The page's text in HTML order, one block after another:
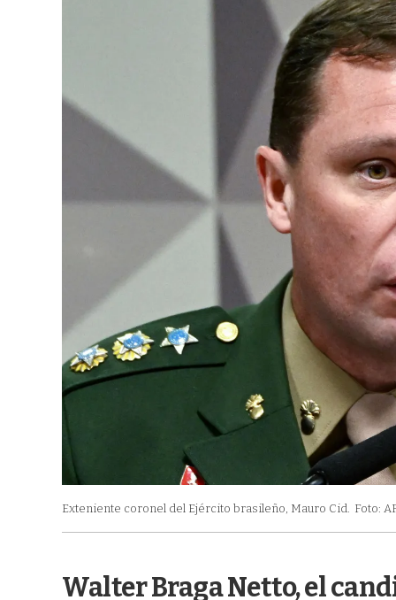
Exteniente coronel del Ejército brasileño, Mauro Cid. Foto:
Walter Braga Netto, el